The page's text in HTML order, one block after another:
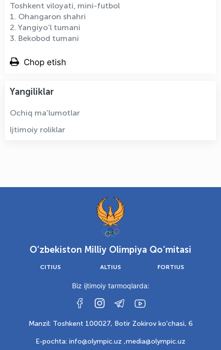
Toshkent viloyati, mini-futbol
1. Ohangaron shahri
2. Yangiyo‘l tumani
3. Bekobod tumani
Chop etish
Yangiliklar
Ochiq ma'lumotlar
Ijtimoiy roliklar
O‘zbekiston Milliy Olimpiya Qo‘mitasi
CITIUS ALTIUS FORTIUS
Biz ijtimoiy tarmoqlarda:
Manzil: Toshkent 100027, Botir Zokirov ko'chasi, 6
E-pochta: info@olympic.uz ,media@olympic.uz